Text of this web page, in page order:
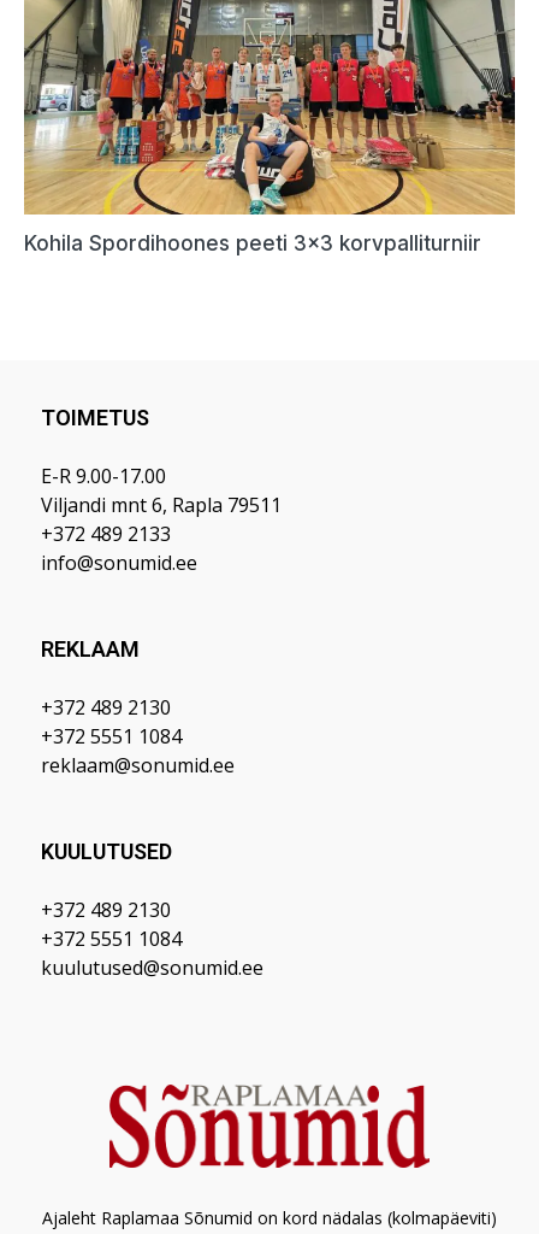
TOIMETUS
E-R 9.00-17.00
Viljandi mnt 6, Rapla 79511
+372 489 2133
info@sonumid.ee
REKLAAM
+372 489 2130
+372 5551 1084
reklaam@sonumid.ee
KUULUTUSED
+372 489 2130
+372 5551 1084
kuulutused@sonumid.ee
Ajaleht Raplamaa Sõnumid on kord nädalas (kolmapäeviti)